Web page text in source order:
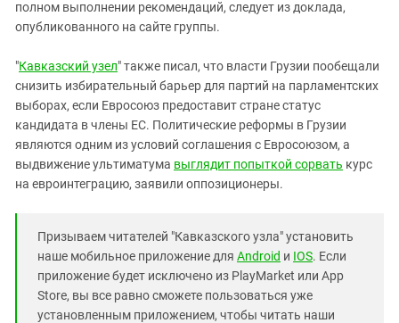
полном выполнении рекомендаций, следует из доклада,
опубликованного на сайте группы.
"Кавказский узел" также писал, что власти Грузии пообещали
снизить избирательный барьер для партий на парламентских
выборах, если Евросоюз предоставит стране статус
кандидата в члены ЕС. Политические реформы в Грузии
являются одним из условий соглашения с Евросоюзом, а
выдвижение ультиматума выглядит попыткой сорвать курс
на евроинтеграцию, заявили оппозиционеры.
Призываем читателей "Кавказского узла" установить
наше мобильное приложение для Android и IOS. Если
приложение будет исключено из PlayMarket или App
Store, вы все равно сможете пользоваться уже
установленным приложением, чтобы читать наши